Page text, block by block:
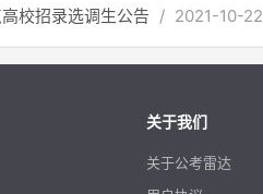
校招录选调生公告 / 2021-10-22
关于我们
关于公考雷达